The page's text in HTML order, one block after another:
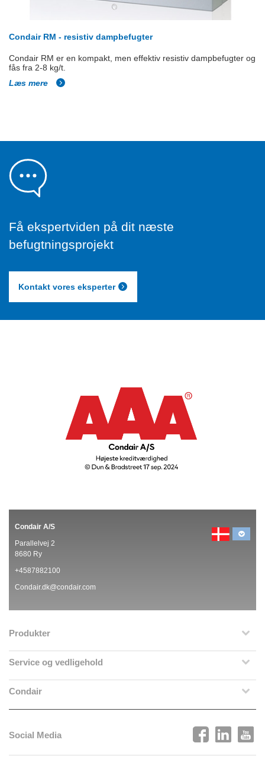
Condair RM - resistiv dampbefugter
Condair RM er en kompakt, men effektiv resistiv dampbefugter og
fås fra 2-8 kg/t.
Læs mere
Få ekspertviden på dit næste
befugtningsprojekt
Kontakt vores eksperter
Condair A/S
Parallelvej 2
8680 Ry
+4587882100
Condair.dk@condair.com
Produkter
Service og vedligehold
Condair
Social Media